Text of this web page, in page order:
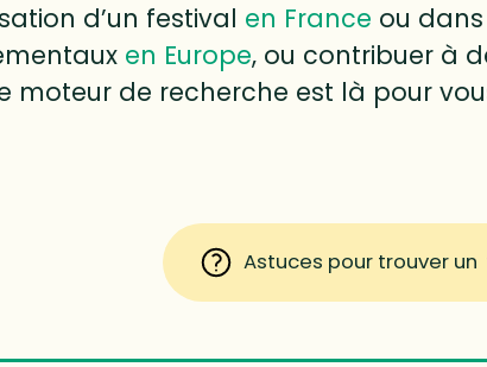
d’un festival en France ou
en Europe, ou contribuer à
moteur de recherche est là pour
Astuces pour trouver